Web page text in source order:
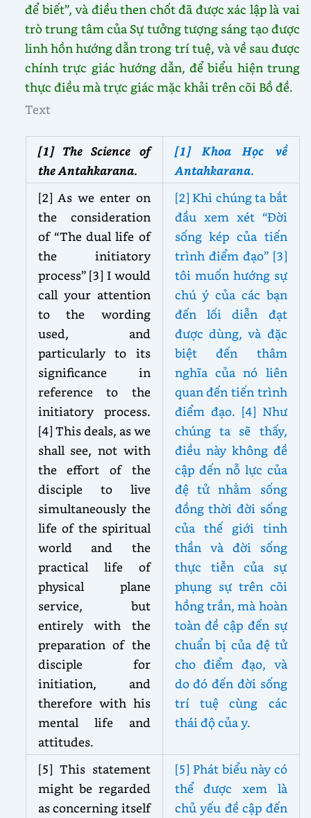
để biết”, và điều then chốt đã được xác lập là vai
trò trung tâm của Sự tưởng tượng sáng tạo được
linh hồn hướng dẫn trong trí tuệ, và về sau được
chính trực giác hướng dẫn, để biểu hiện trung
thực điều mà trực giác mặc khải trên cõi Bồ đề.
Text
[1]The Science of
the Antahkarana.
[1] Khoa Học về
Antahkarana.
[2] As we enter on
the consideration
of “The dual life of
the initiatory
process” [3] I would
call your attention
to the wording
used, and
particularly to its
significance in
reference to the
initiatory process.
[4] This deals, as we
shall see, not with
the effort of the
disciple to live
simultaneously the
life of the spiritual
world and the
practical life of
physical plane
service, but
entirely with the
preparation of the
disciple for
initiation, and
therefore with his
mental life and
attitudes.
[2] Khi chúng ta bắt
đầu xem xét “Đời
sống kép của tiến
trình điểm đạo” [3]
tôi muốn hướng sự
chú ý của các bạn
đến lối diễn đạt
được dùng, và đặc
biệt đến thâm
nghĩa của nó liên
quan đến tiến trình
điểm đạo. [4] Như
chúng ta sẽ thấy,
điều này không đề
cập đến nỗ lực của
đệ tử nhằm sống
đồng thời đời sống
của thế giới tinh
thần và đời sống
thực tiễn của sự
phụng sự trên cõi
hồng trần, mà hoàn
toàn đề cập đến sự
chuẩn bị của đệ tử
cho điểm đạo, và
do đó đến đời sống
trí tuệ cùng các
thái độ của y.
[5] This statement
might be regarded
as concerning itself
[5] Phát biểu này có
thể được xem là
chủ yếu đề cập đến